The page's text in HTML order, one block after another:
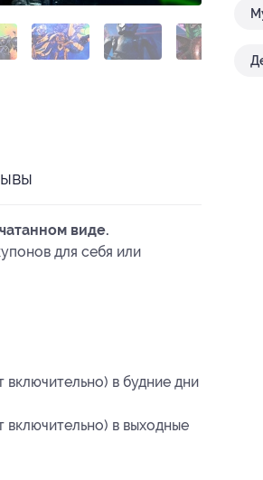
виде.
для себя или
в будние дни
в выходные